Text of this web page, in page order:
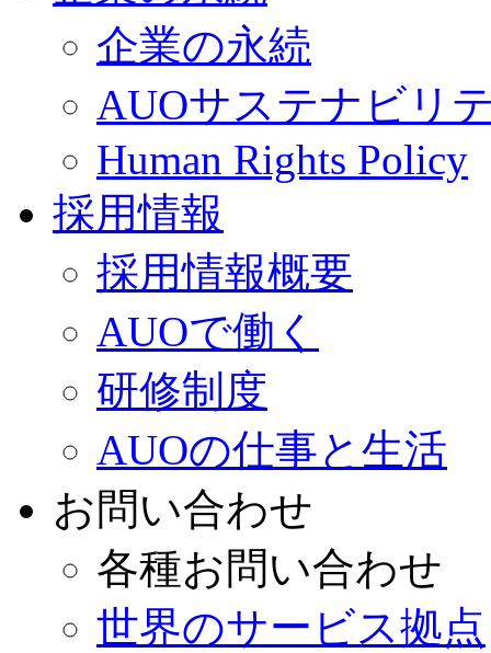
企業の永続
AUOサステナビリ
Human Rights Policy
採用情報
採用情報概要
AUOで働く
研修制度
AUOの仕事と生活
お問い合わせ
各種お問い合わせ
世界のサービス拠点